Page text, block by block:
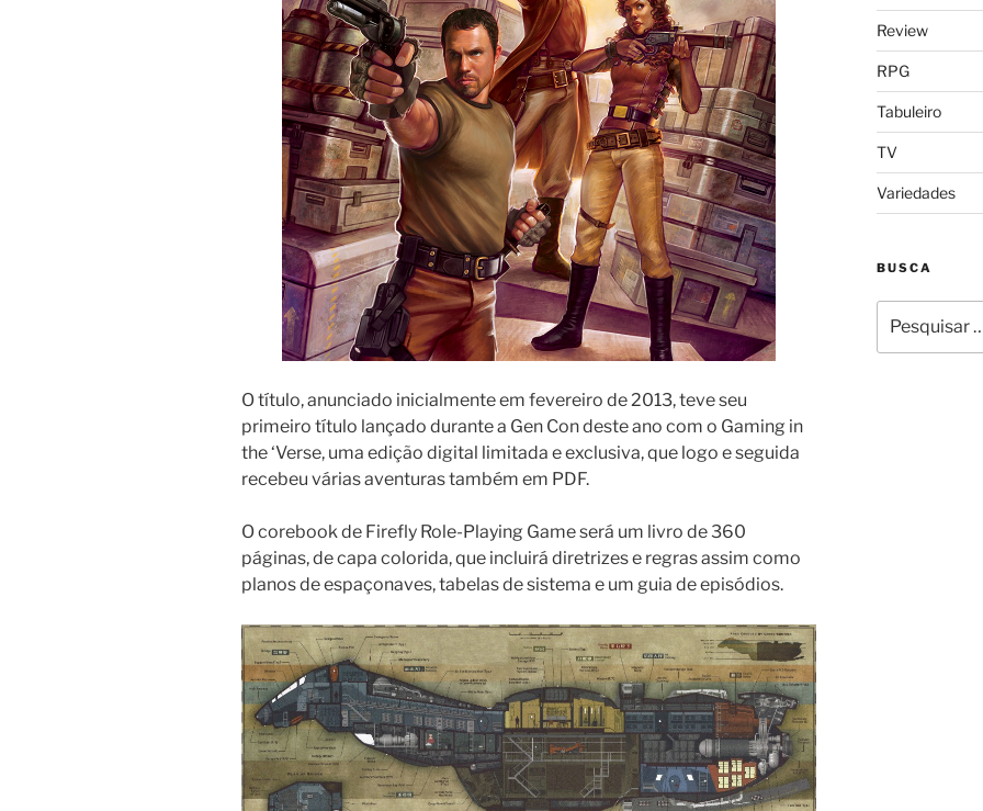
O título, anunciado inicialmente em fevereiro de 2013, teve seu
primeiro título lançado durante a Gen Con deste ano com o Gaming in
the ‘Verse, uma edição digital limitada e exclusiva, que logo e seguida
recebeu várias aventuras também em PDF.
O corebook de Firefly Role-Playing Game será um livro de 360
páginas, de capa colorida, que incluirá diretrizes e regras assim como
planos de espaçonaves, tabelas de sistema e um guia de episódios.
Review
RPG
Tabuleiro
TV
Variedades
BUSCA
por: